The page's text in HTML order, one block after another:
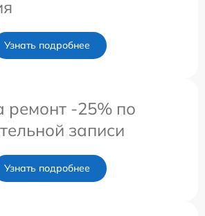
Узнать подробнее
ремонт -25% по
записи
Узнать подробнее